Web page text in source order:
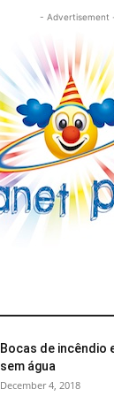
- Advertisement
Bocas de incêndio
sem água
December 4, 2018